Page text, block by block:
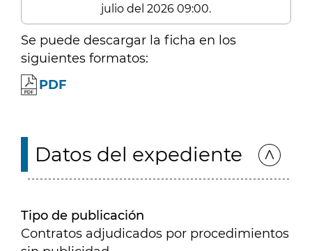
julio del 2026 09:00.
Se puede descargar la ficha en los
siguientes formatos:
PDF
Datos del expediente
Tipo de publicación
Contratos adjudicados por procedimientos